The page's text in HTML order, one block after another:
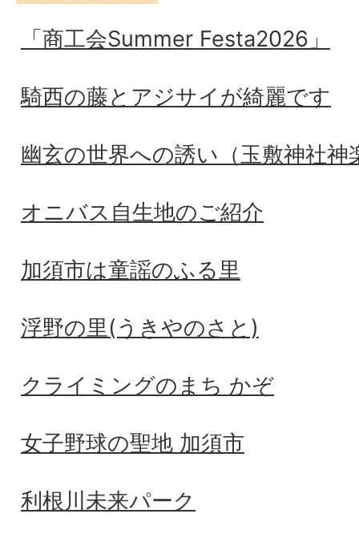
「商工会Summer Festa2026」
騎西の藤とアジサイが綺麗です
幽玄の世界への誘い（玉敷神社神
オニバス自生地のご紹介
加須市は童謡のふる里
浮野の里(うきやのさと)
クライミングのまち かぞ
女子野球の聖地 加須市
利根川未来パーク